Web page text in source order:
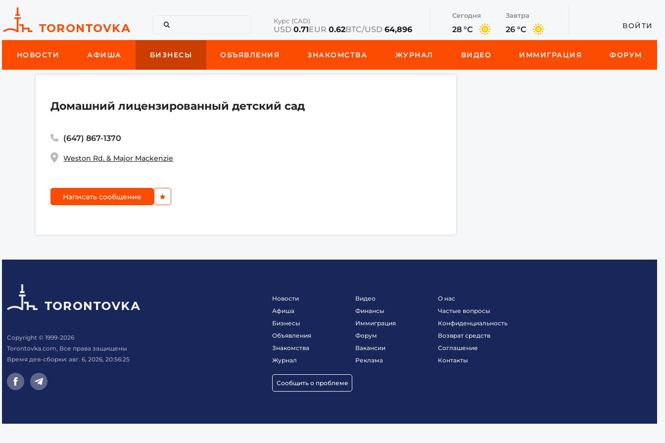
Курс (CAD)
USD 0.71EUR 0.62BTC/USD 64,896
Сегодня
28 °C
Завтра
26 °C ВОЙТИ
НОВОСТИ АФИША БИЗНЕСЫ ОБЪЯВЛЕНИЯ ЗНАКОМСТВА ЖУРНАЛ ВИДЕО ИММИГРАЦИЯ ФОРУМ
Домашний лицензированный детский сад
(647) 867-1370
Weston Rd. & Major Mackenzie
Написать сообщение
Copyright © 1999-2026
Torontovka.com, Все права защищены
Время дев-сборки: авг. 6, 2026, 20:56:25
Новости
Афиша
Бизнесы
Объявления
Знакомства
Журнал
Сообщить о проблеме
Видео
Финансы
Иммиграция
Форум
Вакансии
Реклама
О нас
Частые вопросы
Конфиденциальность
Возврат средств
Соглашение
Контакты